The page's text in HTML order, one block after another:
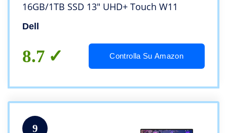
16GB/1TB SSD 13″ UHD+ Touch W11
Dell
8.7 Controlla Su Amazon
9